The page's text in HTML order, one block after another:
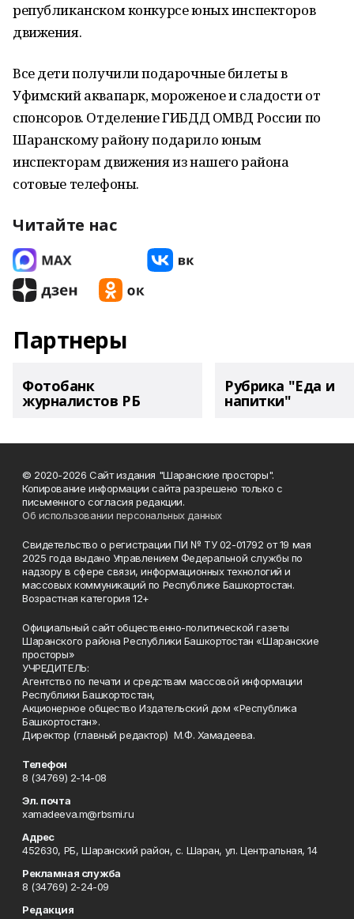
републиканском конкурсе юных инспекторов
движения.
Все дети получили подарочные билеты в
Уфимский аквапарк, мороженое и сладости от
спонсоров. Отделение ГИБДД ОМВД России по
Шаранскому району подарило юным
инспекторам движения из нашего района
сотовые телефоны.
Читайте нас
Партнеры
Фотобанк
журналистов РБ
Рубрика "Еда и
напитки"
© 2020-2026 Сайт издания "Шаранские просторы".
Копирование информации сайта разрешено только с
письменного согласия редакции.
Об использовании персональных данных
Свидетельство о регистрации ПИ № ТУ 02-01792 от 19 мая
2025 года выдано Управлением Федеральной службы по
надзору в сфере связи, информационных технологий и
массовых коммуникаций по Республике Башкортостан.
Возрастная категория 12+
Официальный сайт общественно-политической газеты
Шаранского района Республики Башкортостан «Шаранские
просторы»
УЧРЕДИТЕЛЬ:
Агентство по печати и средствам массовой информации
Республики Башкортостан,
Акционерное общество Издательский дом «Республика
Башкортостан».
Директор (главный редактор) М.Ф. Хамадеева.
Телефон
8 (34769) 2-14-08
Эл. почта
xamadeeva.m@rbsmi.ru
Адрес
452630, РБ, Шаранский район, с. Шаран, ул. Центральная, 14
Рекламная служба
8 (34769) 2-24-09
Редакция